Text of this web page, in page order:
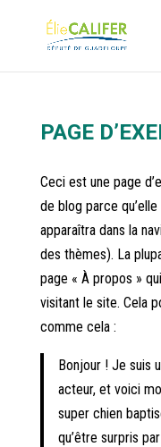
PAGE
Ceci est une page
de blog parce
apparaîtra dans la
des thèmes). La
page « À propos »
visitant le site. Cela
comme cela :
Bonjour ! Je suis
acteur, et voici
super chien
qu’être surpris